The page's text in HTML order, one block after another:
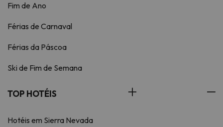
Fim de Ano
Férias de Carnaval
Férias da Páscoa
Ski de Fim de Semana
TOP HOTÉIS
Hotéis em Sierra Nevada